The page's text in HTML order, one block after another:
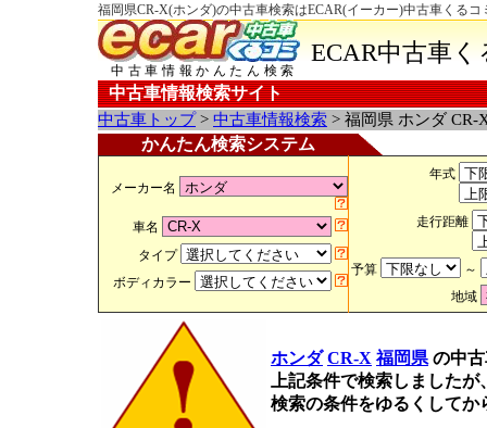
福岡県CR-X(ホンダ)の中古車検索はECAR(イーカー)中古車くるコ
中古車情報かんたん検索
ECAR中古車
中古車情報検索サイト
中古車トップ> 中古車情報検索 > 福岡県 ホンダ CR-
かんたん検索システム
メーカー名
車名
タイプ
ボディカラー
年式
走行距離
予算
～
地域
ホンダ CR-X 福岡県 の中
上記条件で検索しました
検索の条件をゆるくして